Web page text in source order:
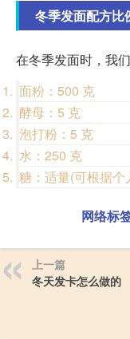
冬季发面配方比
在冬季发面时，我
面粉：500 克
酵母：5 克
泡打粉：5 克
水：250 克
糖：适量(可根据个
网络标
上一篇
冬天发卡怎么做的